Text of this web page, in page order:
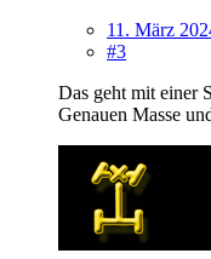
11. März
#3
Das geht mit einer
Genauen Masse